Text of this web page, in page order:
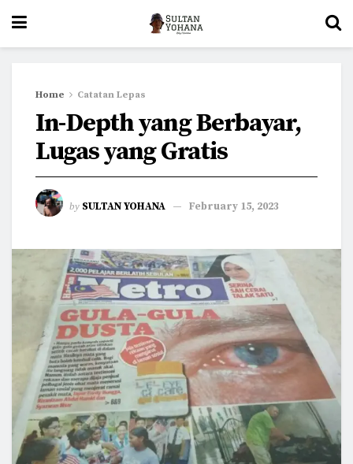
Home Catatan Lepas
In-Depth yang Berbayar,
Lugas yang Gratis
by SULTAN YOHANA February 15, 2023